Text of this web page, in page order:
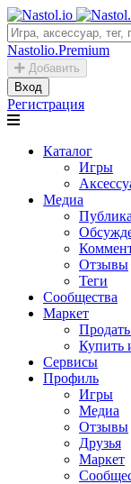
Nastolio.Premium
Добавить
Вход
Регистрация
Каталог
Игры
Медиа
Отзывы
Теги
Сообщества
Маркет
Купить
Сервисы
Профиль
Игры
Медиа
Отзывы
Друзья
Маркет